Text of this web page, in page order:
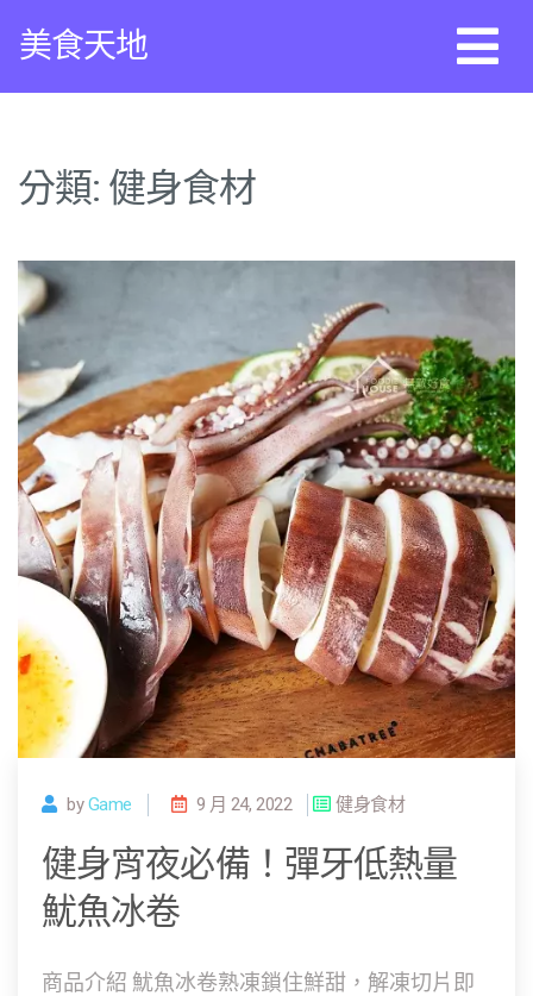
美食天地
分類: 健身食材
byGame 9 月 24, 2022 健身食材
健身宵夜必備！彈牙低熱量
魷魚冰卷
商品介紹 魷魚冰卷熟凍鎖住鮮甜，解凍切片即